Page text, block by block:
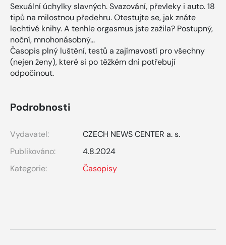
Sexuální úchylky slavných. Svazování, převleky i auto. 18
tipů na milostnou předehru. Otestujte se, jak znáte
lechtivé knihy. A tenhle orgasmus jste zažila? Postupný,
noční, mnohonásobný...
Časopis plný luštění, testů a zajímavostí pro všechny
(nejen ženy), které si po těžkém dni potřebují
odpočinout.
Podrobnosti
Vydavatel:
CZECH NEWS CENTER a. s.
Publikováno:
4.8.2024
Kategorie:
Časopisy